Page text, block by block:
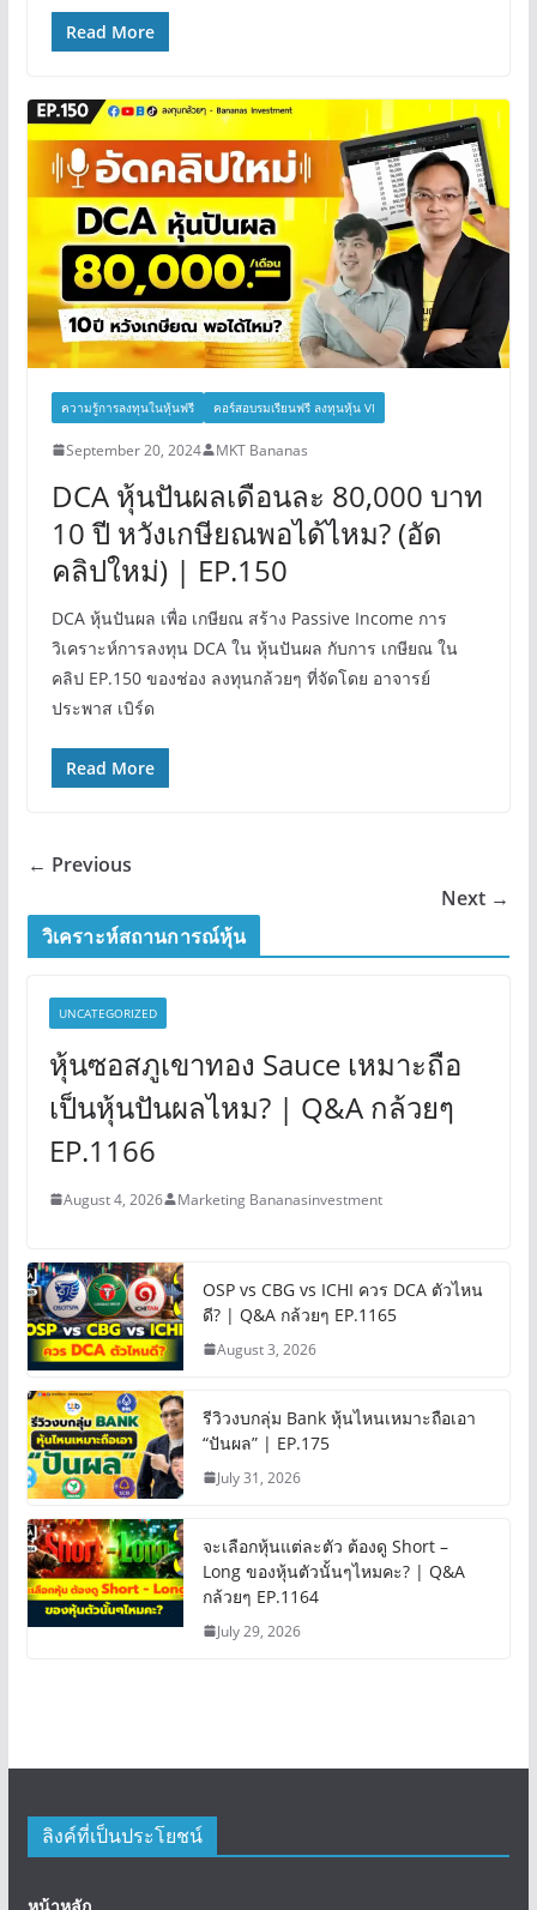
Read More
ความรู้การลงทุนในหุ้นฟรี คอร์สอบรมเรียนฟรี ลงทุนหุ้น VI
September 20, 2024 MKT Bananas
DCA หุ้นปันผลเดือนละ 80,000 บาท
10 ปี หวังเกษียณพอได้ไหม? (อัด
คลิปใหม่) | EP.150
DCA หุ้นปันผล เพื่อ เกษียณ สร้าง Passive Income การ
วิเคราะห์การลงทุน DCA ใน หุ้นปันผล กับการ เกษียณ ใน
คลิป EP.150 ของช่อง ลงทุนกล้วยๆ ที่จัดโดย อาจารย์
ประพาส เบิร์ด
Read More
← Previous
Next →
วิเคราะห์สถานการณ์หุ้น
UNCATEGORIZED
หุ้นซอสภูเขาทอง Sauce เหมาะถือ
เป็นหุ้นปันผลไหม? | Q&A กล้วยๆ
EP.1166
August 4, 2026 Marketing Bananasinvestment
OSP vs CBG vs ICHI ควร DCA ตัวไหน
ดี? | Q&A กล้วยๆ EP.1165
August 3, 2026
รีวิวงบกลุ่ม Bank หุ้นไหนเหมาะถือเอา
“ปันผล” | EP.175
July 31, 2026
จะเลือกหุ้นแต่ละตัว ต้องดู Short –
Long ของหุ้นตัวนั้นๆไหมคะ? | Q&A
กล้วยๆ EP.1164
July 29, 2026
ลิงค์ที่เป็นประโยชน์